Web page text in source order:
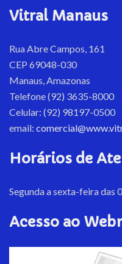
Vitral Manaus
Rua Abre Campos, 161
CEP 69048-030
Manaus, Amazonas
Telefone (92) 3635-8000
Celular: (92) 98197-0500
email:
Horários de
Segunda a sexta-feira das
Acesso ao